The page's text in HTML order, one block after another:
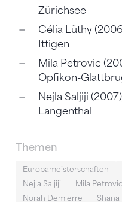
Zürichsee
Célia Lüthy
Ittigen
Mila Petrovic
Opfikon-
Nejla Saljiji
Langenthal
Themen
Europameisterschaften
Nejla Saljiji
Mila Petrovic
Norah Demierre
Shana